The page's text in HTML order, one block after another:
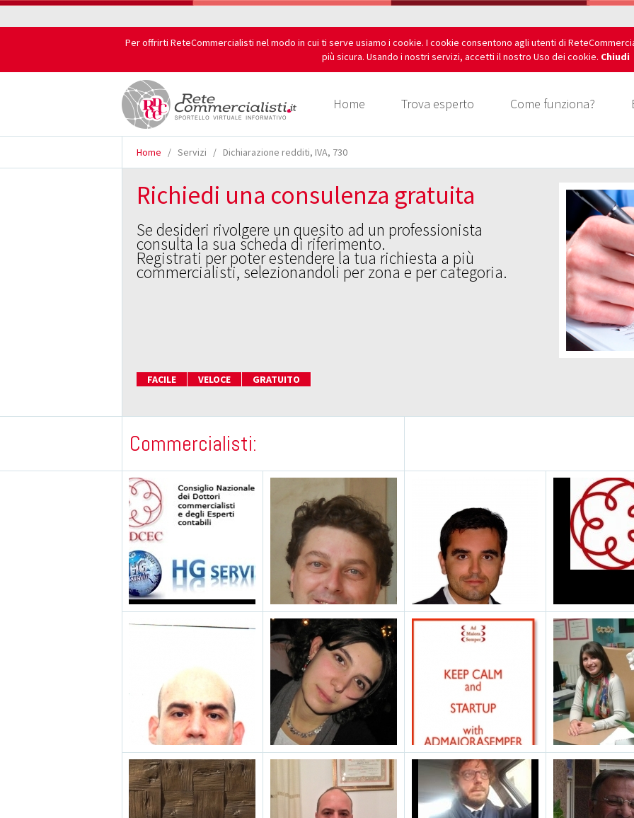
Per offrirti ReteCommercialisti nel modo in cui ti serve usiamo i cookie. I cookie consentono agli utenti di
più sicura. Usando i nostri servizi, accetti il nostro Uso dei cookie. Chiudi
Home Trova esperto Come funziona?
Home / Servizi / Dichiarazione redditi, IVA, 730
Richiedi una consulenza gratuita
Se desideri rivolgere un quesito ad un professionista
consulta la sua scheda di riferimento.
Registrati per poter estendere la tua richiesta a più
commercialisti, selezionandoli per zona e per categoria.
FACILE VELOCE GRATUITO
Commercialisti: